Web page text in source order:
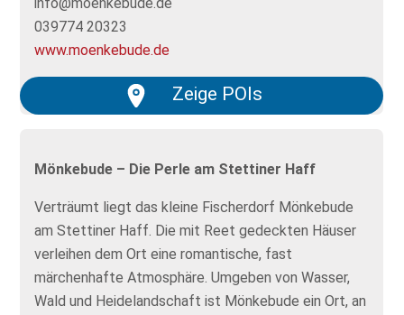
039774 20323
www.moenkebude.de
Zeige POIs
Mönkebude – Die Perle am Stettiner Haff
Verträumt liegt das kleine Fischerdorf Mönkebude
am Stettiner Haff. Die mit Reet gedeckten Häuser
verleihen dem Ort eine romantische, fast
märchenhafte Atmosphäre. Umgeben von Wasser,
Wald und Heidelandschaft ist Mönkebude ein Ort, an